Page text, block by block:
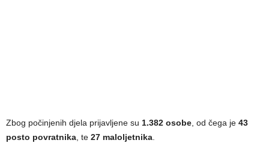
Zbog počinjenih djela prijavljene su 1.382 osobe , od čega je 43
posto povratnika , te 27 maloljetnika